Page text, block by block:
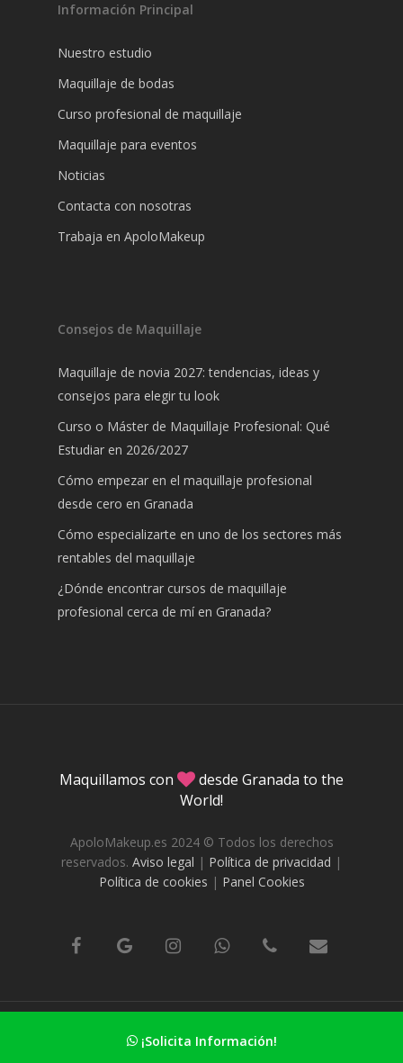
Información Principal
Nuestro estudio
Maquillaje de bodas
Curso profesional de maquillaje
Maquillaje para eventos
Noticias
Contacta con nosotras
Trabaja en ApoloMakeup
Consejos de Maquillaje
Maquillaje de novia 2027: tendencias, ideas y
consejos para elegir tu look
Curso o Máster de Maquillaje Profesional: Qué
Estudiar en 2026/2027
Cómo empezar en el maquillaje profesional
desde cero en Granada
Cómo especializarte en uno de los sectores más
rentables del maquillaje
¿Dónde encontrar cursos de maquillaje
profesional cerca de mí en Granada?
Maquillamos con
desde Granada to the
World!
ApoloMakeup.es 2024 © Todos los derechos
reservados. Aviso legal | Política de privacidad |
Política de cookies | Panel Cookies
DafneStudio.es Diseño web en Granada
¡Solicita Información!